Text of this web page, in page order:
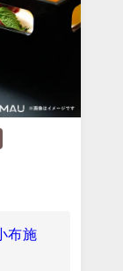
布施